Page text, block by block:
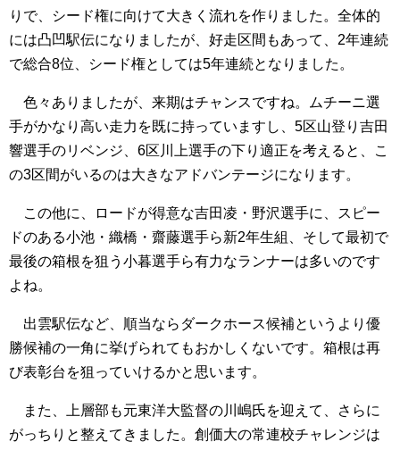
りで、シード権に向けて大きく流れを作りました。全体的
には凸凹駅伝になりましたが、好走区間もあって、2年連続
で総合8位、シード権としては5年連続となりました。
色々ありましたが、来期はチャンスですね。ムチーニ選
手がかなり高い走力を既に持っていますし、5区山登り吉田
響選手のリベンジ、6区川上選手の下り適正を考えると、こ
の3区間がいるのは大きなアドバンテージになります。
この他に、ロードが得意な吉田凌・野沢選手に、スピー
ドのある小池・織橋・齋藤選手ら新2年生組、そして最初で
最後の箱根を狙う小暮選手ら有力なランナーは多いのです
よね。
出雲駅伝など、順当ならダークホース候補というより優
勝候補の一角に挙げられてもおかしくないです。箱根は再
び表彰台を狙っていけるかと思います。
また、上層部も元東洋大監督の川嶋氏を迎えて、さらに
がっちりと整えてきました。創価大の常連校チャレンジは